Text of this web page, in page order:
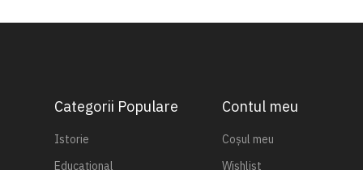
Categorii Populare
Istorie
Educațional
Contul meu
Coșul meu
Wishlist